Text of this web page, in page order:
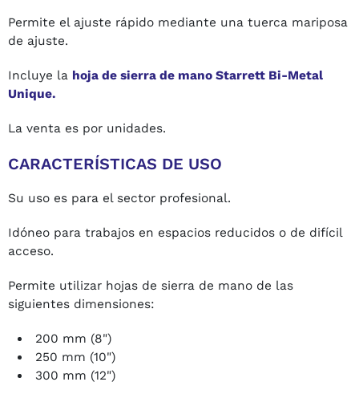
Permite el ajuste rápido mediante una tuerca mariposa
de ajuste.
Incluye la hoja de sierra de mano Starrett Bi-Metal
Unique.
La venta es por unidades.
CARACTERÍSTICAS DE USO
Su uso es para el sector profesional.
Idóneo para trabajos en espacios reducidos o de difícil
acceso.
Permite utilizar hojas de sierra de mano de las
siguientes dimensiones:
200 mm (8")
250 mm (10")
300 mm (12")